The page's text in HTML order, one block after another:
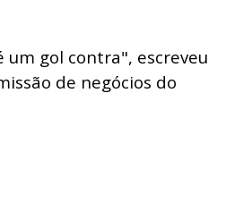
um gol contra", escreveu
de negócios do